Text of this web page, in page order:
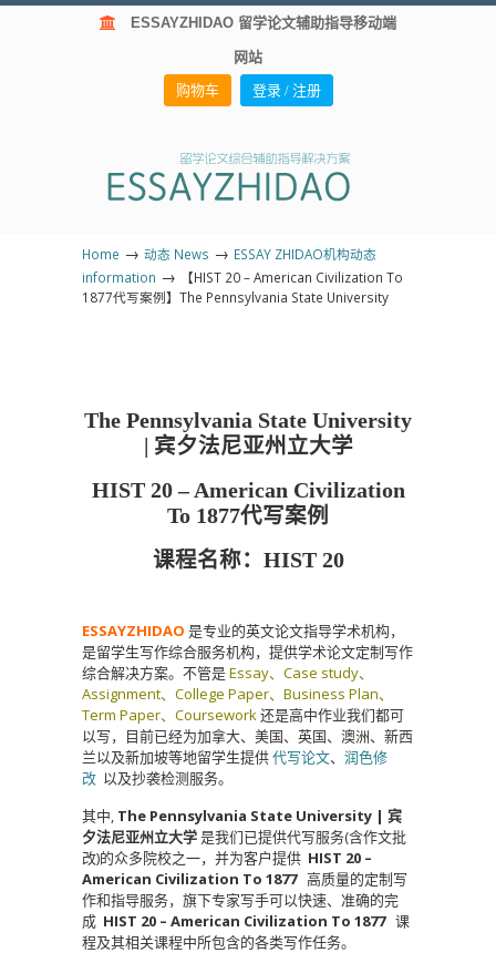
ESSAYZHIDAO 留学论文辅助指导移动端
网站
购物车 登录 / 注册
Home → 动态 News → ESSAY ZHIDAO机构动态
information →
【HIST 20 – American Civilization To
1877代写案例】The Pennsylvania State University
The Pennsylvania State University
| 宾夕法尼亚州立大学
HIST 20 – American Civilization
To 1877代写案例
课程名称： HIST 20
ESSAYZHIDAO 是专业的英文论文指导学术机构，
是留学生写作综合服务机构，提供学术论文定制写作
综合解决方案。不管是Essay、Case study、
Assignment、College Paper、Business Plan、
Term Paper、Coursework还是高中作业我们都可
以写，目前已经为加拿大、美国、英国、澳洲、新西
兰以及新加坡等地留学生提供代写论文、 润色修
改 以及抄袭检测服务。
其中, The Pennsylvania State University | 宾
夕法尼亚州立大学是我们已提供代写服务(含作文批
改)的众多院校之一，并为客户提供 HIST 20 –
American Civilization To 1877高质量的定制写
作和指导服务，旗下专家写手可以快速、准确的完
成 HIST 20 – American Civilization To 1877 课
程及其相关课程中所包含的各类写作任务。